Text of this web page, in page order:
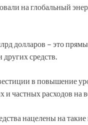
на глобальный
долларов – это
средств.
в повышение
и частных расходов на
нацелены на